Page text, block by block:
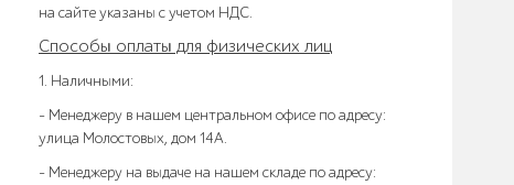
на сайте указаны с учетом НДС.
Способы оплаты для физических лиц
1. Наличными:
- Менеджеру в нашем центральном офисе по адресу:
улица Молостовых, дом 14А.
- Менеджеру на выдаче на нашем складе по адресу: